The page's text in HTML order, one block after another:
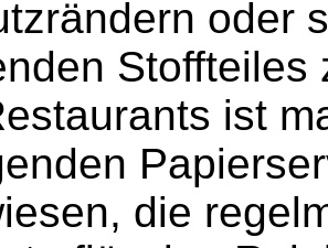
oder
ist
die